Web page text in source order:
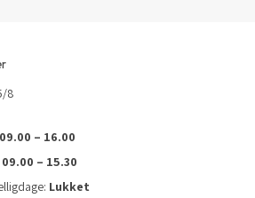
8
09.00 – 16.00
09.00 – 15.30
Lukket